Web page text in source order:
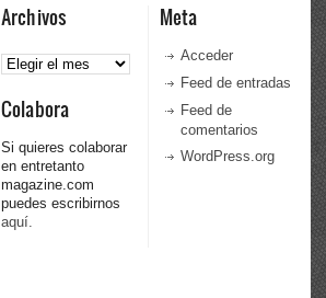
Archivos
Archivos
Colabora
Si quieres colaborar
en entretanto
magazine.com
puedes escribirnos
aquí.
Meta
Acceder
Feed de entradas
Feed de
comentarios
WordPress.org